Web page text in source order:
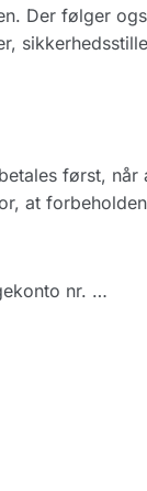
Der følger
først,
at
nr. …